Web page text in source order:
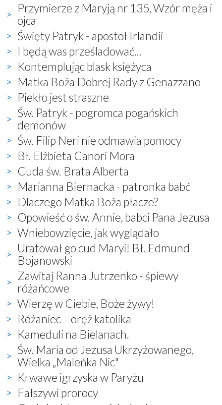
Przymierze z Maryją nr 135, Wzór męża i
ojca
Święty Patryk - apostoł Irlandii
I będą was prześladować...
Kontemplując blask księżyca
Matka Boża Dobrej Rady z Genazzano
Piekło jest straszne
Św. Patryk - pogromca pogańskich
demonów
Św. Filip Neri nie odmawia pomocy
Bł. Elżbieta Canori Mora
Cuda św. Brata Alberta
Marianna Biernacka - patronka babć
Dlaczego Matka Boża płacze?
Opowieść o św. Annie, babci Pana Jezusa
Wniebowzięcie, jak wyglądało
Uratował go cud Maryi! Bł. Edmund
Bojanowski
Zawitaj Ranna Jutrzenko - śpiewy
różańcowe
Wierzę w Ciebie, Boże żywy!
Różaniec – oręż katolika
Kameduli na Bielanach.
Św. Maria od Jezusa Ukrzyżowanego,
Wielka „Maleńka Nic"
Krwawe igrzyska w Paryżu
Fałszywi prorocy